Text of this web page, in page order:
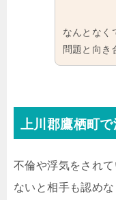
なんとなく
問題と向き
上川郡鷹栖町
不倫や浮気をされ
ないと相手も認め